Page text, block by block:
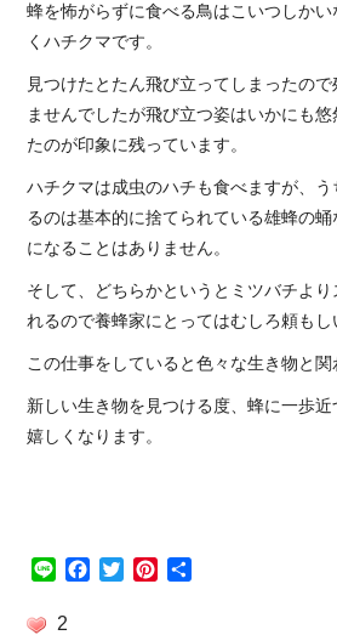
蜂を怖がらずに食べる鳥はこいつしか
くハチクマです。
見つけたとたん飛び立ってしまったの
ませんでしたが飛び立つ姿はいかにも
たのが印象に残っています。
ハチクマは成虫のハチも食べますが、
るのは基本的に捨てられている雄蜂の
になることはありません。
そして、どちらかというとミツバチより
れるので養蜂家にとってはむしろ頼もし
この仕事をしていると色々な生き物と関
新しい生き物を見つける度、蜂に一歩
嬉しくなります。
Line Facebook
TwitterPinterest
2